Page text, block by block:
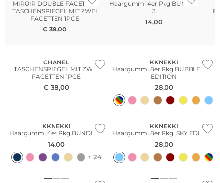
MIROIR DOUBLE FACETTES
TASCHENSPIEGEL MIT ZWEI
FACETTEN 1PCE
€38,00
Haargummi 4er Pkg BUNDLE
3
14,00
CHANEL
TASCHENSPIEGEL MIT ZWEI
FACETTEN 1PCE
€ 38,00
KKNEKKI
Haargummi 8er Pkg.BUBBLEGUM
EDITION
28,00
KKNEKKI
Haargummi 4er Pkg BUNDLE 3
14,00
+ 24
KKNEKKI
Haargummi 8er Pkg. SKY EDITION
28,00
Multi Pack Multi Pack